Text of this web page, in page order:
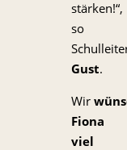
stärken!“,
so
Gust.
Wir
Fiona
viel